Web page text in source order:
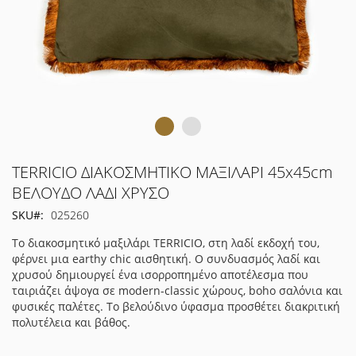
Μετάβαση
στην
αρχή
της
εικόνων
TERRICIO ΔΙΑΚΟΣΜΗΤΙΚΟ ΜΑΞΙΛΑΡΙ 45x45cm
ΒΕΛΟΥΔΟ ΛΑΔΙ ΧΡΥΣΟ
SKU
025260
Το διακοσμητικό μαξιλάρι TERRICIO, στη λαδί εκδοχή του,
φέρνει μια earthy chic αισθητική. Ο συνδυασμός λαδί και
χρυσού δημιουργεί ένα ισορροπημένο αποτέλεσμα που
ταιριάζει άψογα σε modern-classic χώρους, boho σαλόνια και
φυσικές παλέτες. Το βελούδινο ύφασμα προσθέτει διακριτική
πολυτέλεια και βάθος.